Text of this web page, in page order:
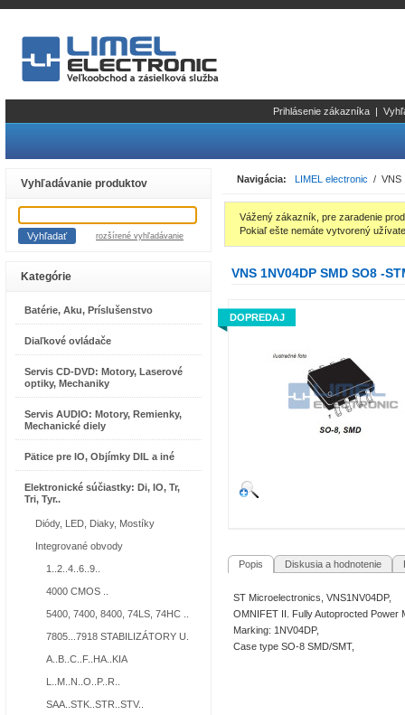
Prihlásenie zákazníka |
Vyhľadávanie produktov
rozšírené vyhľadávanie
Kategórie
Batérie, Aku, Príslušenstvo
Diaľkové ovládače
Servis CD-DVD: Motory, Laserové
optiky, Mechaniky
Servis AUDIO: Motory, Remienky,
Mechanické diely
Pätice pre IO, Objímky DIL a iné
Elektronické súčiastky: Di, IO, Tr,
Tri, Tyr..
Diódy, LED, Diaky, Mostíky
Integrované obvody
1..2..4..6..9..
4000 CMOS ..
5400, 7400, 8400, 74LS, 74HC ..
7805...7918 STABILIZÁTORY U.
A..B..C..F..HA..KIA
L..M..N..O..P..R..
SAA..STK..STR..STV..
Navigácia: LIMEL electronic / VNS
Vážený zákazník, pre zaradenie
Pokiaľ ešte nemáte vytvorený
VNS 1NV04DP SMD SO8 -
DOPREDAJ
Popis Diskusia a hodnotenie
ST Microelectronics, VNS1NV04DP,
OMNIFET II. Fully Autoprocted Power
Marking: 1NV04DP,
Case type SO-8 SMD/SMT,